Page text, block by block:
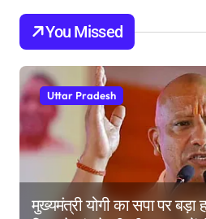
You Missed
Uttar Pradesh
मुख्यमंत्री योगी का सपा पर बड़ा